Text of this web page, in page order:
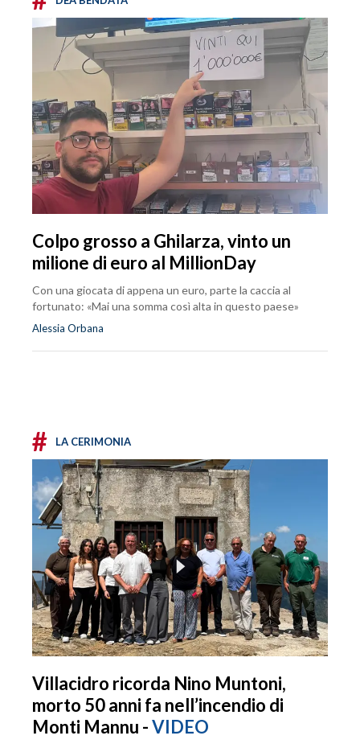
Colpo grosso a Ghilarza, vinto un
milione di euro al MillionDay
Con una giocata di appena un euro, parte la caccia al
fortunato: «Mai una somma così alta in questo paese»
Alessia Orbana
# LA CERIMONIA
Villacidro ricorda Nino Muntoni,
morto 50 anni fa nell’incendio di
Monti Mannu -VIDEO